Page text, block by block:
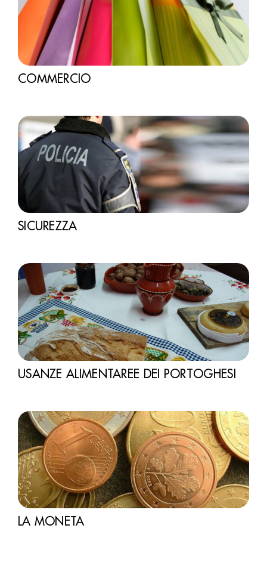
COMMERCIO
SICUREZZA
USANZE ALIMENTAREE DEI PORTOGHESI
LA MONETA